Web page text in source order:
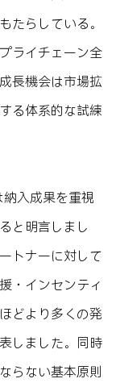
たらしている。
ライチェーン全
長機会は市場拡
る体系的な試練
納入成果を重視
と明言しまし
トナーに対して
・インセンティ
どより多くの発
しました。同時
らない基本原則